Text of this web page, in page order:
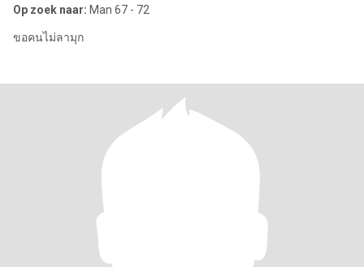
Op zoek naar: Man 67 - 72
ขอคนไม่ลามุก